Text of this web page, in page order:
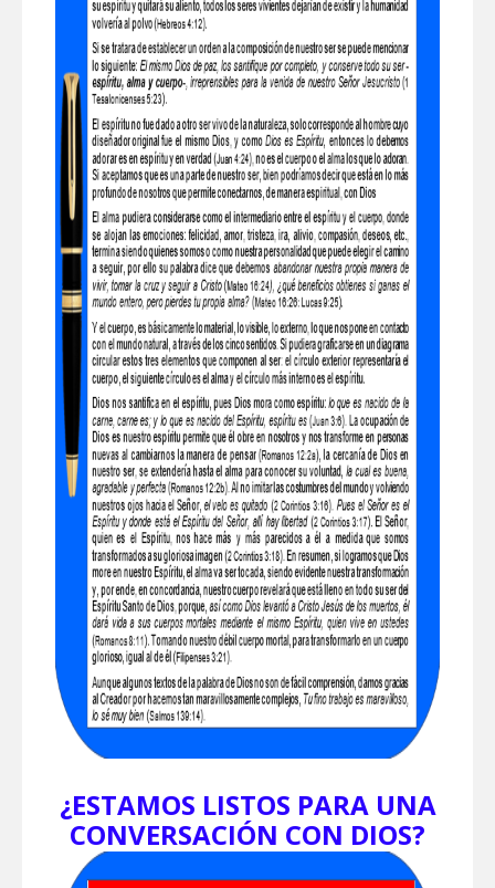
¿ESTAMOS LISTOS PARA UNA
CONVERSACIÓN CON DIOS?